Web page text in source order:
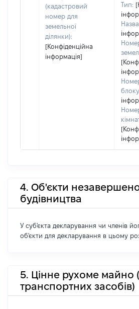
(кадастровий
номер для
земельної
ділянки):
[Конфіденційна
інформація]
Тип:
4. Об'єкти
будівництва
У суб'єкта декларування чи членів
об'єкти для декларування в цьому
5. Цінне рухоме майно
транспортних засобів)